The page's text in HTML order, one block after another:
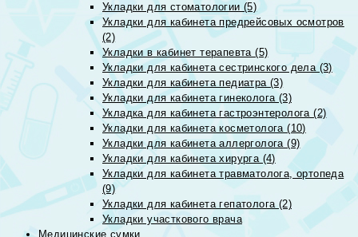
Укладки для стоматологии (5)
Укладки для кабинета предрейсовых осмотров
(2)
Укладки в кабинет терапевта (5)
Укладки для кабинета сестринского дела (3)
Укладки для кабинета педиатра (3)
Укладки для кабинета гинеколога (3)
Укладка для кабинета гастроэнтеролога (2)
Укладки для кабинета косметолога (10)
Укладки для кабинета аллерголога (9)
Укладки для кабинета хирурга (4)
Укладки для кабинета травматолога, ортопеда
(9)
Укладки для кабинета гепатолога (2)
Укладки участкового врача
Медицинские сумки